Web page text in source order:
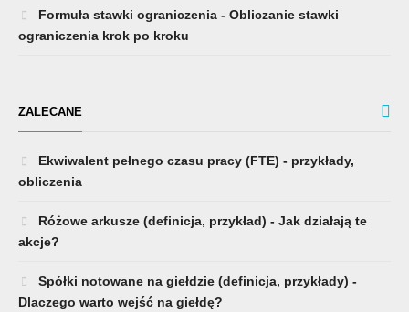
Formuła stawki ograniczenia - Obliczanie stawki
ograniczenia krok po kroku
ZALECANE
Ekwiwalent pełnego czasu pracy (FTE) - przykłady,
obliczenia
Różowe arkusze (definicja, przykład) - Jak działają te
akcje?
Spółki notowane na giełdzie (definicja, przykłady) -
Dlaczego warto wejść na giełdę?